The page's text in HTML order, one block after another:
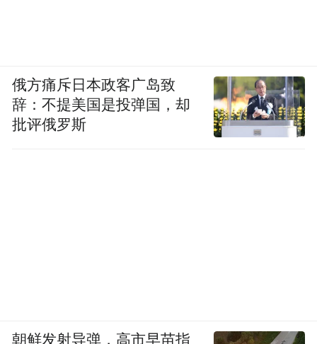
俄方痛斥日本政客广岛致
辞：不提美国是投弹国，却
批评俄罗斯
朝鲜发射导弹，高市早苗指